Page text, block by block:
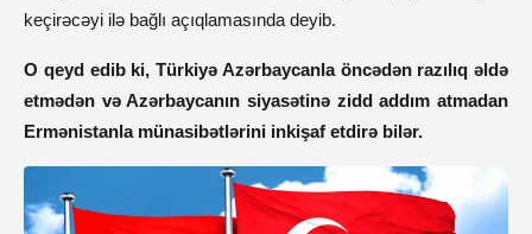
keçirəcəyi ilə bağlı açıqlamasında deyib.
O qeyd edib ki, Türkiyə Azərbaycanla öncədən razılıq əldə
etmədən və Azərbaycanın siyasətinə zidd addım atmadan
Ermənistanla münasibətlərini inkişaf etdirə bilər.